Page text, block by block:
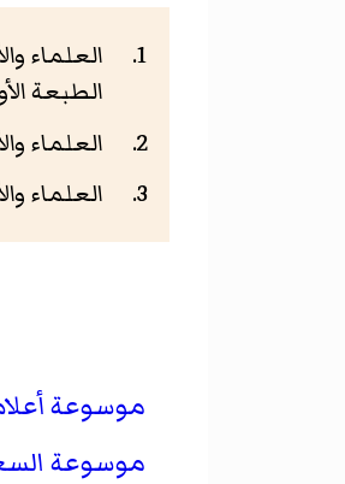
العلماء
الطبعة الأولى، 1423هـ/
العلماء
العلماء
موسوعة
موسوعة